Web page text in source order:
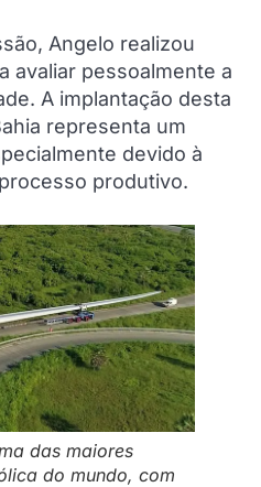
Angelo realizou
avaliar pessoalmente a
A implantação desta
representa um
devido à
produtivo.
das maiores
do mundo, com